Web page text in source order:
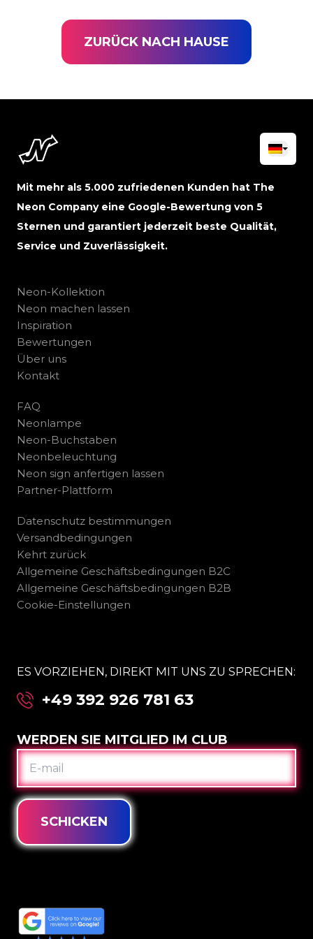
ZURÜCK NACH HAUSE
Mit mehr als 5.000 zufriedenen Kunden hat The
Neon Company eine Google-Bewertung von 5
Sternen und garantiert jederzeit beste Qualität,
Service und Zuverlässigkeit.
Neon-Kollektion
Neon machen lassen
Inspiration
Bewertungen
Über uns
Kontakt
FAQ
Neonlampe
Neon-Buchstaben
Neonbeleuchtung
Neon sign anfertigen lassen
Partner-Plattform
Datenschutz bestimmungen
Versandbedingungen
Kehrt zurück
Allgemeine Geschäftsbedingungen B2C
Allgemeine Geschäftsbedingungen B2B
Cookie-Einstellungen
ES VORZIEHEN, DIREKT MIT UNS ZU SPRECHEN:
+49 392 926 781 63
WERDEN SIE MITGLIED IM CLUB
E-
MAIL
SCHICKEN